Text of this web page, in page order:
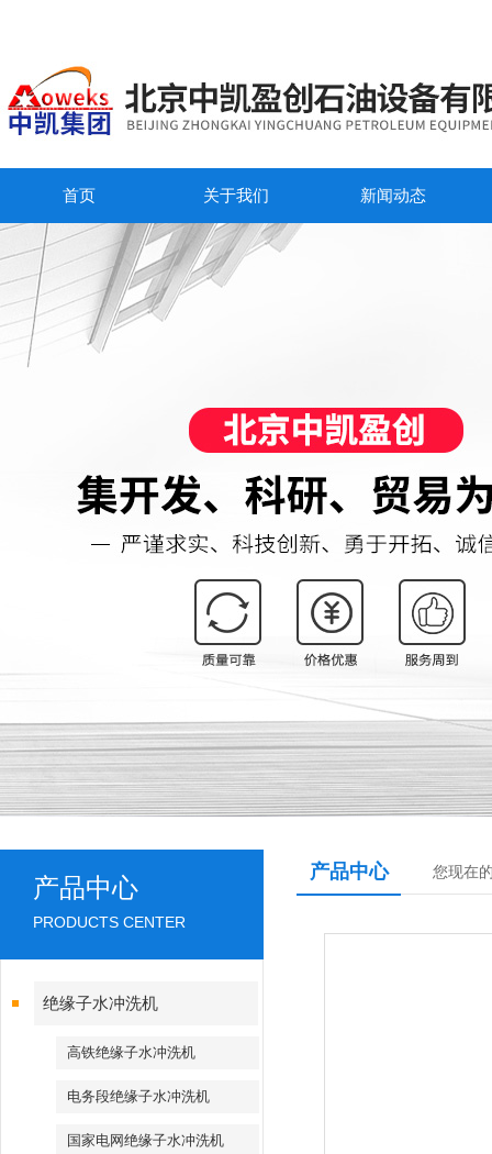
首页 关于我们 新闻动态
产品中心
PRODUCTS CENTER
绝缘子水冲洗机
高铁绝缘子水冲洗机
电务段绝缘子水冲洗机
国家电网绝缘子水冲洗机
产品中心 您现在